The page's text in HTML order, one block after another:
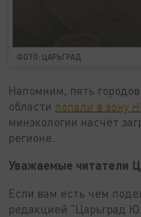
ФОТО: ЦАРЬГРАД
Напомним, пять
области попали в зону
минэкологии насчёт
регионе.
Уважаемые читатели
Если вам есть чем
редакцией "Царьград